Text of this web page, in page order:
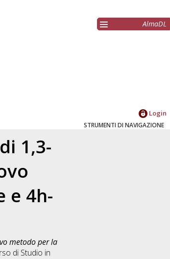
AlmaDL
Login
STRUMENTI DI NAVIGAZIONE
1,3-
e 4h-
metodo per la
di Studio in